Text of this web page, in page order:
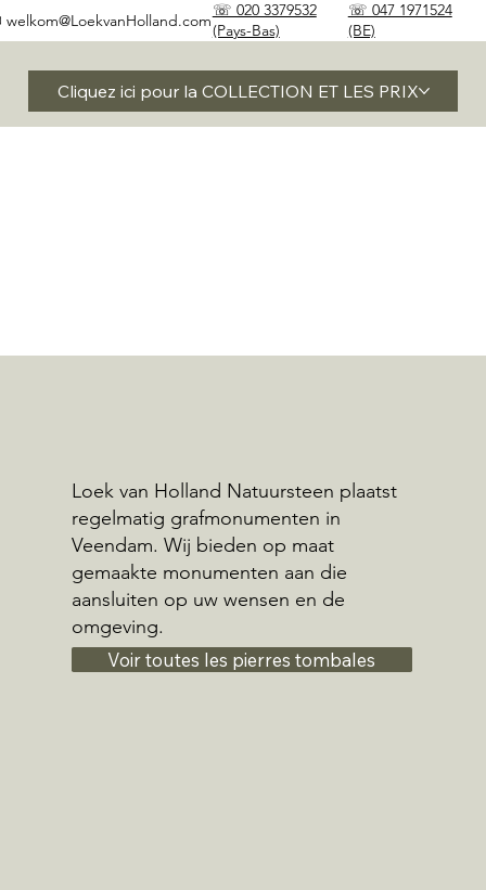
☏ 020 3379532
(Pays-Bas)
☏ 047 1971524
(BE)
welkom@LoekvanHolland.com
Cliquez ici pour la COLLECTION ET LES PRIX
Loek van Holland Natuursteen plaatst
regelmatig grafmonumenten in
Veendam. Wij bieden op maat
gemaakte monumenten aan die
aansluiten op uw wensen en de
omgeving.
Voir toutes les pierres tombales